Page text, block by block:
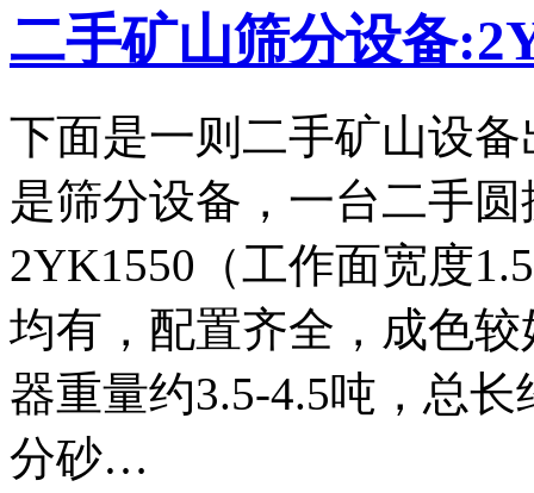
二手矿山筛分设备
下面是一则二手矿山设
是筛分设备，一台二手
2YK1550（工作面宽度
均有，配置齐全，成色
器重量约3.5-4.5吨，总
分砂…